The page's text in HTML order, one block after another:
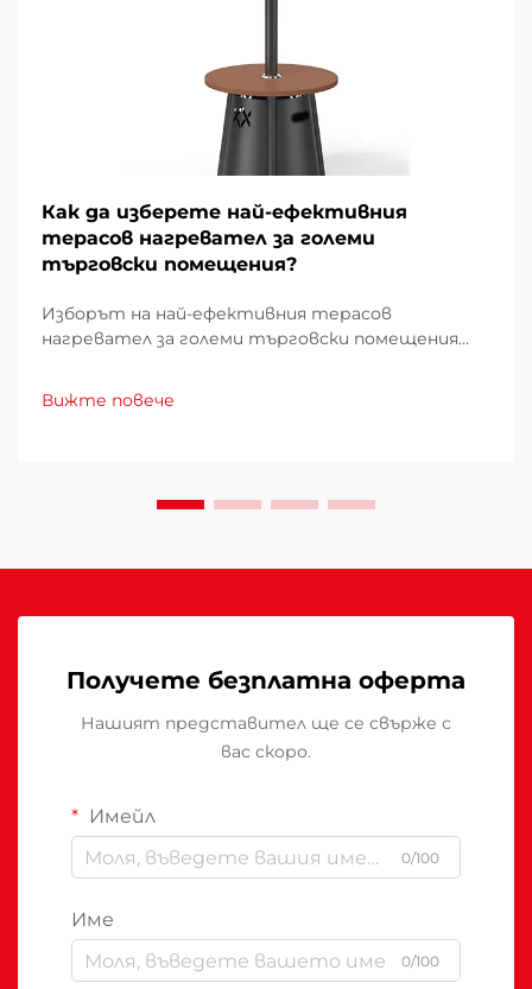
Как да изберете най-ефективния
терасов нагревател за големи
търговски помещения?
Изборът на най-ефективния терасов
нагревател за големи търговски помещения
фактори, които директно влияят върху
експлоатационните разходи, удобството на
Вижте повече
Получете безплатна оферта
Нашият представител ще се свърже с
вас скоро.
Имейл
0/100
Име
0/100